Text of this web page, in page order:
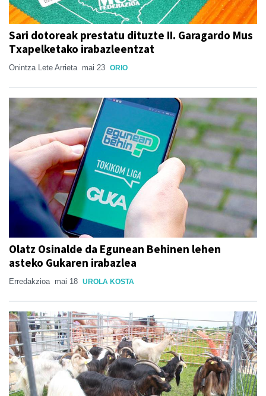
Sari dotoreak prestatu dituzte II. Garagardo Mus
Txapelketako irabazleentzat
Onintza Lete Arrieta mai 23 ORIO
Olatz Osinalde da Egunean Behinen lehen
asteko Gukaren irabazlea
Erredakzioa mai 18 UROLA KOSTA